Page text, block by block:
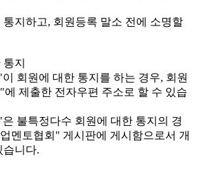
지하고, 회원등록 말소 전에 소명할
지
회원에 대한 통지를 하는 경우, 회원
제출한 전자우편 주소로 할 수 있습
불특정다수 회원에 대한 통지의 경
멘토협회" 게시판에 게시함으로서 개
습니다.